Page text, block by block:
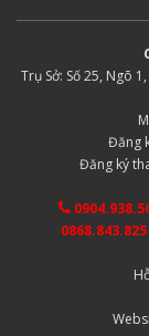
Trụ Sở: Số 25, Ngõ
Đăng
Đăng ký